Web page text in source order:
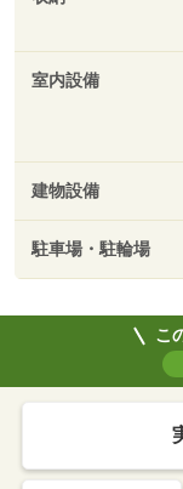
室内設備
建物設備
駐車場・駐輪場
こ